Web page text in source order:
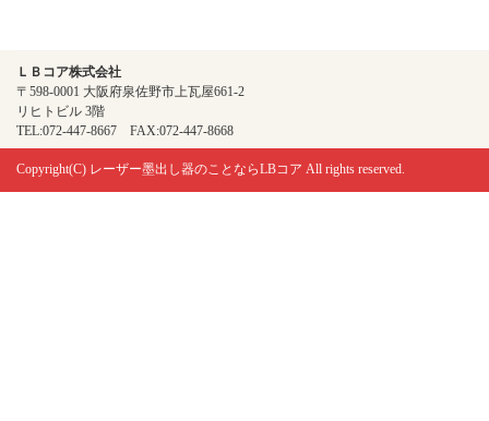
ＬＢコア株式会社
〒598-0001 大阪府泉佐野市上瓦屋661-2
リヒトビル 3階
TEL:072-447-8667 FAX:072-447-8668
Copyright(C) レーザー墨出し器のことならLBコア All rights reserved.